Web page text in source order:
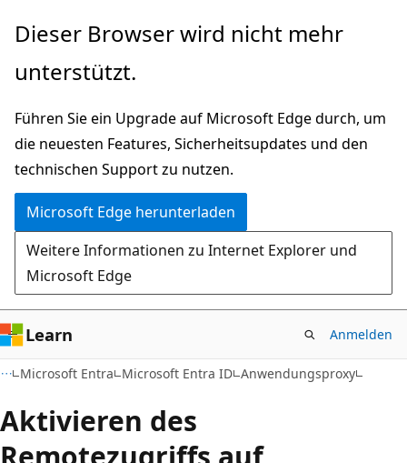
Zu
wechseln
Dieser Browser wird nicht mehr
unterstützt.
Führen Sie ein Upgrade auf Microsoft Edge durch, um
die neuesten Features, Sicherheitsupdates und den
technischen Support zu nutzen.
Microsoft Edge herunterladen
Weitere Informationen zu Internet Explorer und
Microsoft Edge
Learn Anmelden
Microsoft Entra Microsoft Entra ID Anwendungsproxy
Aktivieren des